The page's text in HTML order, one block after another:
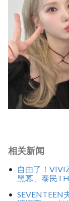
相关新闻
自由了！
黑幕、泰民
SEVENTEEN